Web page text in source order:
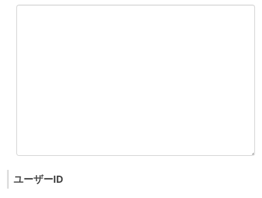
ユーザーID